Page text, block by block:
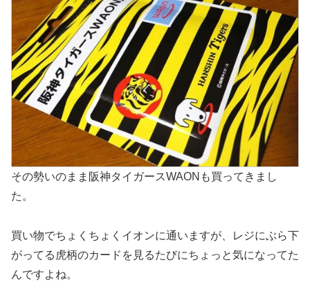
その勢いのまま阪神タイガースWAONも買ってきまし
た。
買い物でちょくちょくイオンに通いますが、レジにぶら下
がってる虎柄のカードを見るたびにちょっと気になってた
んですよね。